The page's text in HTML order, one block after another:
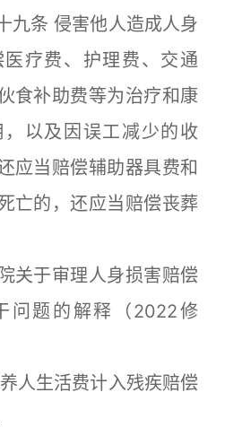
条 侵害他人造成人身
疗费、护理费、交通
食补助费等为治疗和康
以及因误工减少的收
应当赔偿辅助器具费和
亡的，还应当赔偿丧葬
于审理人身损害赔偿
问题的解释（2022修
生活费计入残疾赔偿